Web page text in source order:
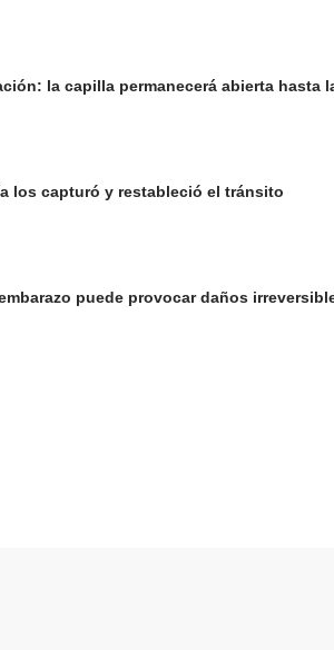
la capilla permanecerá abierta hasta
los capturó y restableció el tránsito
puede provocar daños